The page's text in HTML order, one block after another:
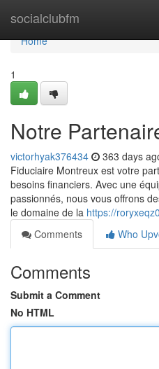
socialclubfm
Home
Home
1
Notre
victorhyak376434 363 days
Fiduciaire Montreux est votre
besoins financiers. Avec une
passionnés, nous vous offrons
le domaine de la https://
Comments
Who
Comments
Submit a Comment
No HTML